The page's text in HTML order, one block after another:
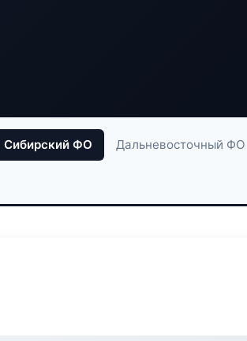
Сибирский ФО Дальневосточный ФО